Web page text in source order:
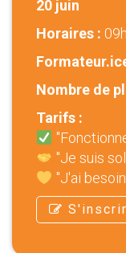
20 juin
Horaires :
Nombre de
Tarifs :
"Je suis
"J'ai